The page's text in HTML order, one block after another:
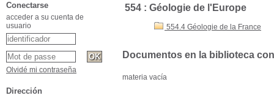
554 : Géologie de l'Europe
554.4 Géologie de la France
Documentos en la biblioteca
materia vacía
Conectarse
acceder a su cuenta de
usuario
Olvidé mi contraseña
Dirección